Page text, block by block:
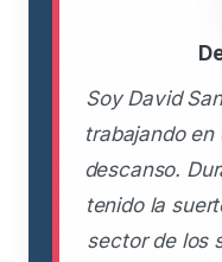
Soy David
trabajando en
descanso.
tenido la
sector de los